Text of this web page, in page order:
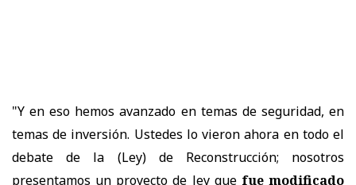
"Y en eso hemos avanzado en temas de seguridad, en
temas de inversión. Ustedes lo vieron ahora en todo el
debate de la (Ley) de Reconstrucción; nosotros
presentamos un proyecto de ley que fue modificado